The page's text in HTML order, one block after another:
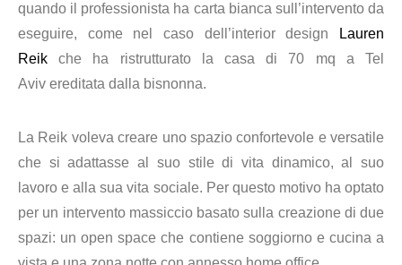
quando il professionista ha carta bianca sull’intervento da
eseguire, come nel caso dell’interior design
Lauren
Reik che ha ristrutturato la casa di 70 mq a Tel
Aviv ereditata dalla bisnonna.
La Reik voleva creare uno spazio confortevole e versatile
che si adattasse al suo stile di vita dinamico, al suo
lavoro e alla sua vita sociale. Per questo motivo ha optato
per un intervento massiccio basato sulla creazione di due
spazi: un open space che contiene soggiorno e cucina a